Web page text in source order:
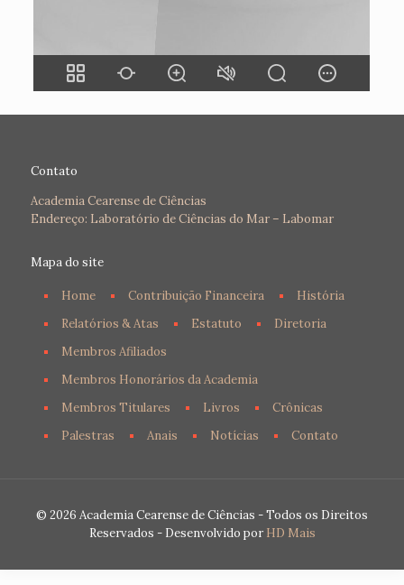
Contato
Academia Cearense de Ciências
Endereço: Laboratório de Ciências do Mar – Labomar
Mapa do site
Home Contribuição Financeira
História
Relatórios & Atas
Estatuto
Diretoria
Membros Afiliados
Membros Honorários da Academia
Membros Titulares
Livros
Crônicas
Palestras
Anais Notícias Contato
© 2026 Academia Cearense de Ciências - Todos os Direitos
Reservados - Desenvolvido por HD Mais